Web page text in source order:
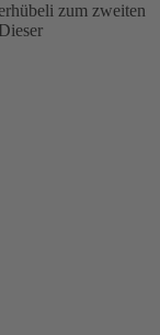
zum zweiten